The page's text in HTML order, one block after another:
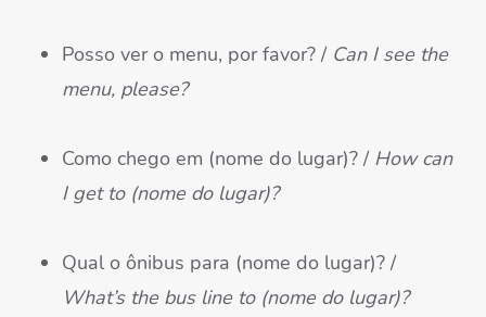
Posso ver o menu, por favor? / Can I see the
menu, please?
Como chego em (nome do lugar)? / How can
I get to (nome do lugar)?
Qual o ônibus para (nome do lugar)? /
What’s the bus line to (nome do lugar)?